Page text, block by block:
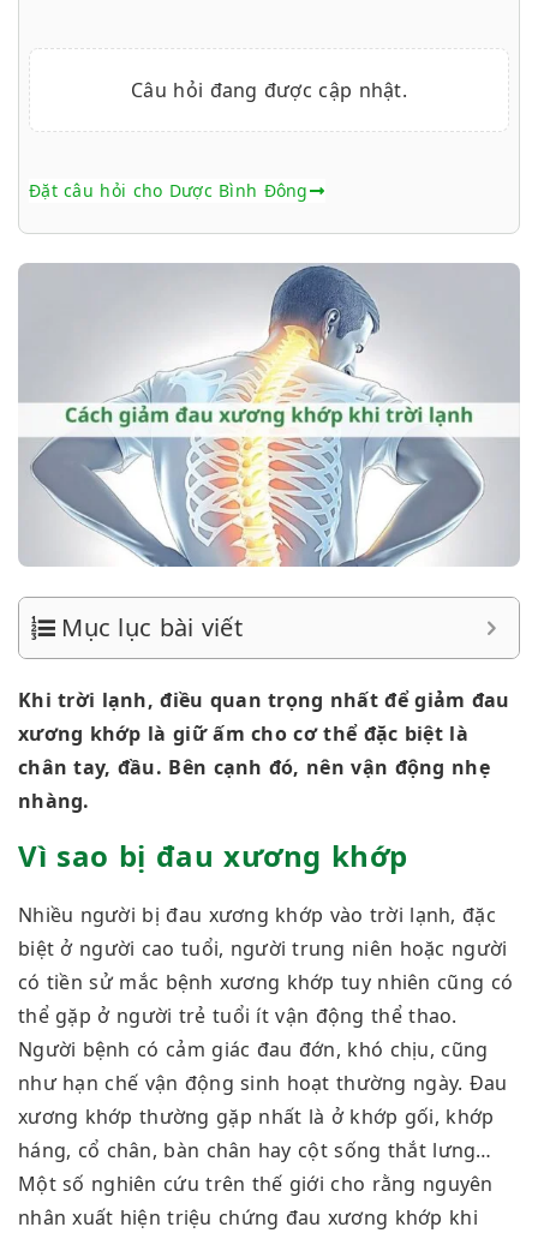
Câu hỏi đang được cập nhật.
Đặt câu hỏi cho Dược Bình Đông
Mục lục bài viết
Khi trời lạnh, điều quan trọng nhất để giảm đau
xương khớp là giữ ấm cho cơ thể đặc biệt là
chân tay, đầu. Bên cạnh đó, nên vận động nhẹ
nhàng.
Vì sao bị đau xương khớp
Nhiều người bị đau xương khớp vào trời lạnh, đặc
biệt ở người cao tuổi, người trung niên hoặc người
có tiền sử mắc bệnh xương khớp tuy nhiên cũng có
thể gặp ở người trẻ tuổi ít vận động thể thao.
Người bệnh có cảm giác đau đớn, khó chịu, cũng
như hạn chế vận động sinh hoạt thường ngày. Đau
xương khớp thường gặp nhất là ở khớp gối, khớp
háng, cổ chân, bàn chân hay cột sống thắt lưng…
Một số nghiên cứu trên thế giới cho rằng nguyên
nhân xuất hiện triệu chứng đau xương khớp khi